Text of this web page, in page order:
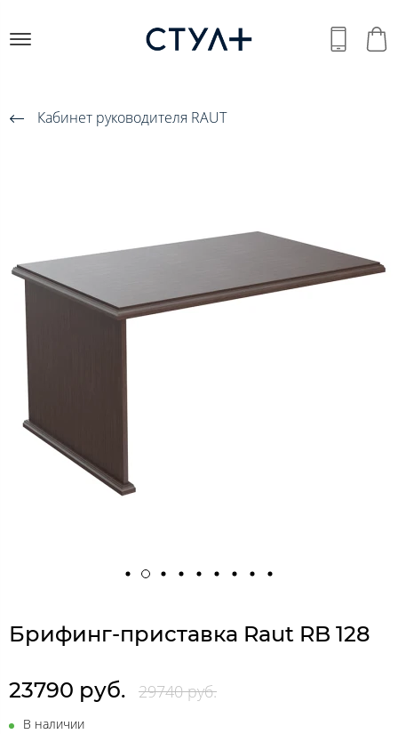
Кабинет руководителя RAUT
Брифинг-приставка Raut RB 128
23790 руб. 29740 руб.
В наличии